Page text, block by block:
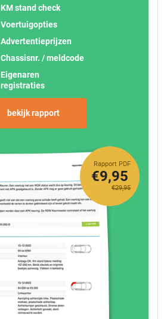
KM stand check
Voertuigopties
Advertentieprijzen
Chassisnr. / meldcode
Eigenaren
registraties
bekijk rapport
Rapport PDF
€29,95
€9,95